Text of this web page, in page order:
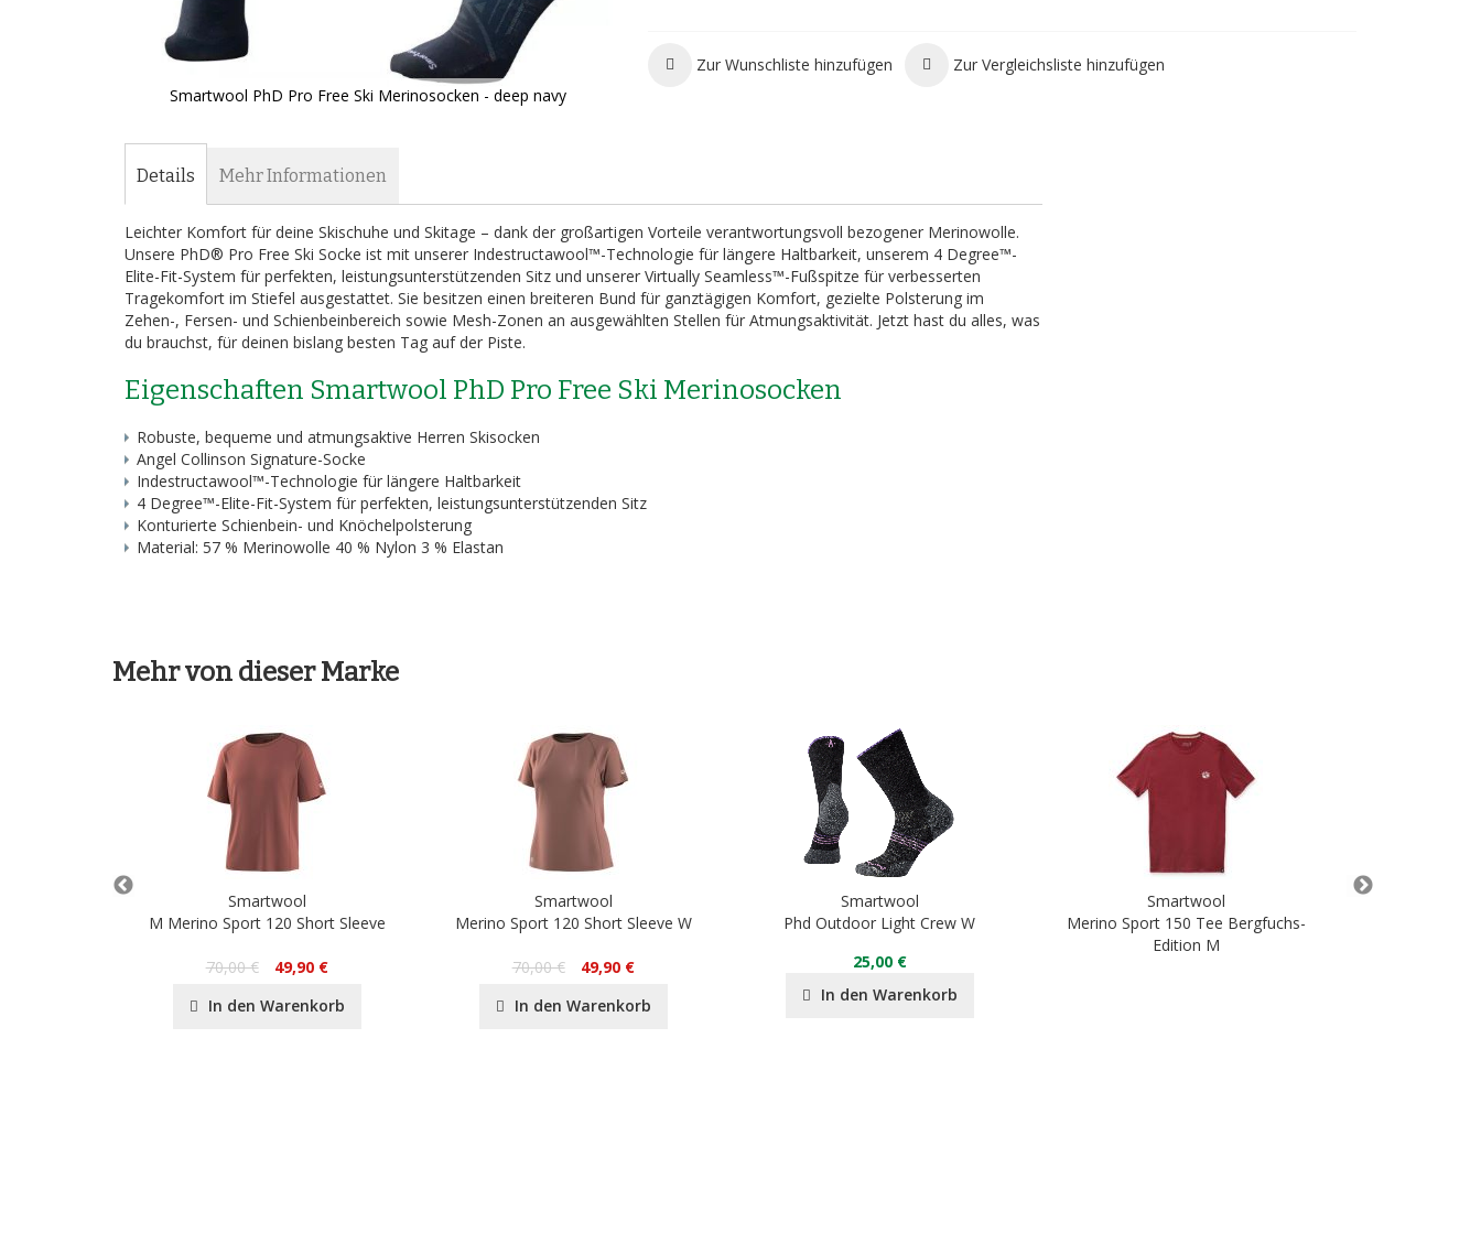
Smartwool PhD Pro Free Ski Merinosocken - deep navy
Anfang
Bildergalerie
springen
Zur Wunschliste hinzufügen Zur Vergleichsliste hinzufügen
Details
Leichter Komfort für deine Skischuhe und Skitage – dank der großartigen Vorteile verantwortungsvoll bezogener Merinowolle.
Unsere PhD® Pro Free Ski Socke ist mit unserer Indestructawool™-Technologie für längere Haltbarkeit, unserem 4 Degree™-
Elite-Fit-System für perfekten, leistungsunterstützenden Sitz und unserer Virtually Seamless™-Fußspitze für verbesserten
Tragekomfort im Stiefel ausgestattet. Sie besitzen einen breiteren Bund für ganztägigen Komfort, gezielte Polsterung im
Zehen-, Fersen- und Schienbeinbereich sowie Mesh-Zonen an ausgewählten Stellen für Atmungsaktivität. Jetzt hast du alles, was
du brauchst, für deinen bislang besten Tag auf der Piste.
Eigenschaften Smartwool PhD Pro Free Ski Merinosocken
Robuste, bequeme und atmungsaktive Herren Skisocken
Angel Collinson Signature-Socke
Indestructawool™-Technologie für längere Haltbarkeit
4 Degree™-Elite-Fit-System für perfekten, leistungsunterstützenden Sitz
Konturierte Schienbein- und Knöchelpolsterung
Material: 57 % Merinowolle 40 % Nylon 3 % Elastan
Mehr Informationen
Mehr von dieser Marke
Smartwool
M Merino Sport 120 Short Sleeve
70,00 €
49,90 €
In den Warenkorb
Smartwool
Merino Sport 120 Short Sleeve W
70,00 €
49,90 €
In den Warenkorb
Smartwool
Phd Outdoor Light Crew W
25,00 €
In den Warenkorb
Smartwool
Merino Sport 150 Tee Bergfuchs-
Edition M